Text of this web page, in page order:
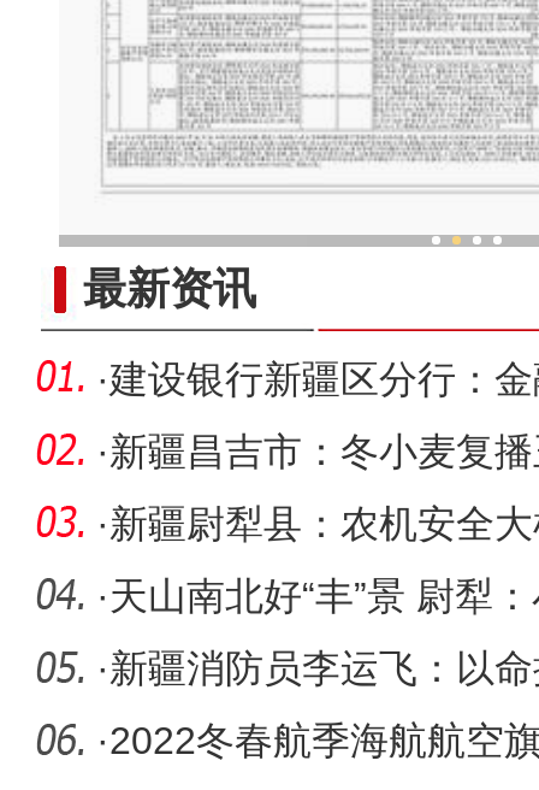
最新资讯
·建设银行新疆区分行：
·新疆昌吉市：冬小麦复
增收
·新疆尉犁县：农机安全
墙”
·天山南北好“丰”景 尉犁
·新疆消防员李运飞：以
为“水火
·2022冬春航季海航航空